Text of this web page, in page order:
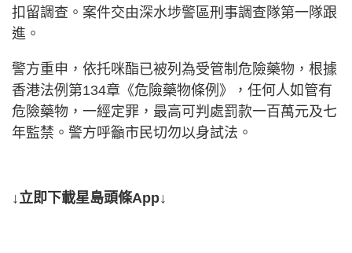
扣留調查。案件交由深水埗警區刑事調查隊第一隊跟
進。
警方重申，依托咪酯已被列為受管制危險藥物，根據
香港法例第134章《危險藥物條例》，任何人如管有
危險藥物，一經定罪，最高可判處罰款一百萬元及七
年監禁。警方呼籲市民切勿以身試法。
↓立即下載星島頭條App↓